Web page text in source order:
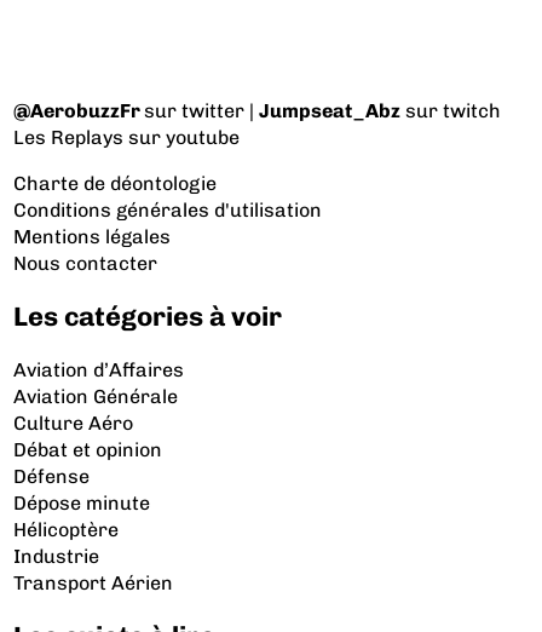
@AerobuzzFrsur twitter |Jumpseat_Abz sur twitch
Les Replays sur youtube
Charte de déontologie
Conditions générales d'utilisation
Mentions légales
Nous contacter
Les catégories à voir
Aviation d’Affaires
Aviation Générale
Culture Aéro
Débat et opinion
Défense
Dépose minute
Hélicoptère
Industrie
Transport Aérien